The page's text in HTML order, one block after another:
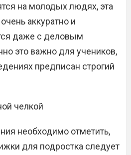
на молодых людях, эта
аккуратно и
даже с деловым
это важно для учеников,
предписан строгий
челкой
необходимо отметить,
для подростка следует